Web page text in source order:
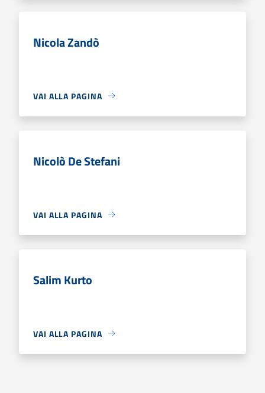
Nicola Zandò
VAI ALLA PAGINA
Nicolò De Stefani
VAI ALLA PAGINA
Salim Kurto
VAI ALLA PAGINA